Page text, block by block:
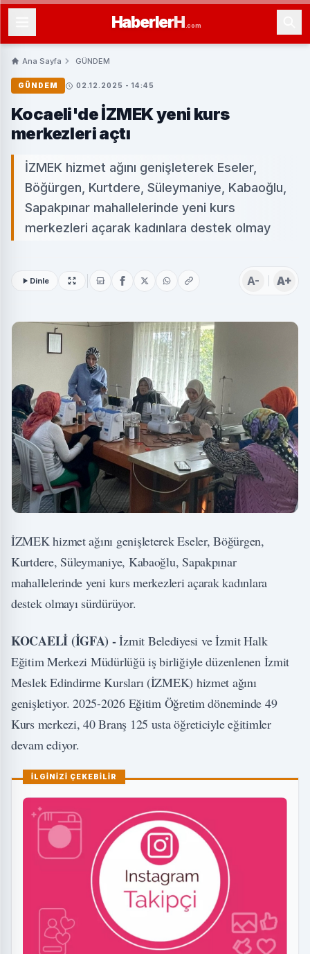
HaberlerH .com
Ana Sayfa GÜNDEM
GÜNDEM 02.12.2025 - 14:45
Kocaeli'de İZMEK yeni kurs
merkezleri açtı
İZMEK hizmet ağını genişleterek Eseler,
Böğürgen, Kurtdere, Süleymaniye, Kabaoğlu,
Sapakpınar mahallelerinde yeni kurs
merkezleri açarak kadınlara destek olmay
Dinle A- A+
İZMEK hizmet ağını genişleterek Eseler, Böğürgen,
Kurtdere, Süleymaniye, Kabaoğlu, Sapakpınar
mahallelerinde yeni kurs merkezleri açarak kadınlara
destek olmayı sürdürüyor.
KOCAELİ (İGFA) -İzmit Belediyesi ve İzmit Halk
Eğitim Merkezi Müdürlüğü iş birliğiyle düzenlenen İzmit
Meslek Edindirme Kursları (İZMEK) hizmet ağını
genişletiyor. 2025-2026 Eğitim Öğretim döneminde 49
Kurs merkezi, 40 Branş 125 usta öğreticiyle eğitimler
devam ediyor.
İLGİNİZİ ÇEKEBİLİR